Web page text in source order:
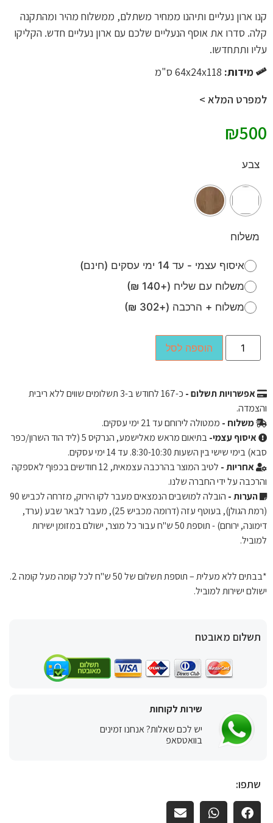
קנו ארון נעליים ותיהנו ממחיר משתלם, ממשלוח מהיר ומהתקנה
קלה. סדרו את אוסף הנעליים שלכם עם ארון נעליים חדש. הקליקו
עליו ותתחדשו.
מידות: 64x24x118 ס"מ
למפרט המלא >
₪500
צבע
משלוח
איסוף עצמי - עד 14 ימי עסקים (חינם)
משלוח עם שליח (+140 ₪)
משלוח + הרכבה (+302 ₪)
הוספה לסל
אפשרויות תשלום - כ-167
לחודש ב-3 תשלומים שווים ללא ריבית
והצמדה.
משלוח - ממטולה לירוחם עד 21 ימי עסקים.
איסוף עצמי-
בתיאום מראש מאלישמע, הנרקיס 5 (ליד הוד השרון/כפר
סבא) בימי שישי בין השעות 8:30-10:30. עד 14 ימי עסקים.
אחריות -
לטיב המוצר בהרכבה עצמאית, 12 חודשים בכפוף לאספקה ​​
והרכבה על ידי החברה שלנו.
הערות -
הובלה למושבים הנמצאים מעבר לקו הירוק, מזרחה לכביש 90
(רמת הגולן), בעוטף עזה (דרומה מכביש 25), מעבר לבאר שבע (ערד,
דימונה, ירוחם) - תוספת 50 ש"ח עבור כל מוצר, ישולם במזומן ישירות
למוביל.
*בבתים ללא מעלית – תוספת תשלום של 50 ש"ח לכל קומה מעל קומה 2.
ישולם ישירות למוביל.
תשלום מאובטח
שירות לקוחות
יש לכם שאלות? אנחנו זמינים
בוואטסאפ
שתפו: